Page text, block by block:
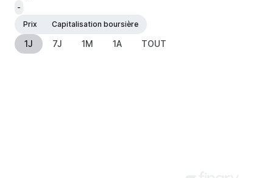
-
Prix
Capitalisation boursière
1J 7J 1M 1A TOUT